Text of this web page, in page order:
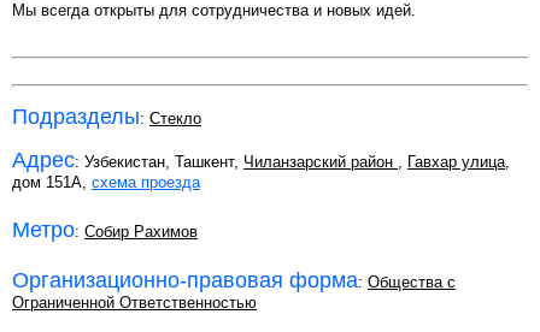
Мы всегда открыты для сотрудничества и новых идей.
Подразделы: Стекло
Адрес: Узбекистан, Ташкент, Чиланзарский район , Гавхар улица,
дом 151А, схема проезда
Метро: Собир Рахимов
Организационно-правовая форма: Общества с
Ограниченной Ответственностью